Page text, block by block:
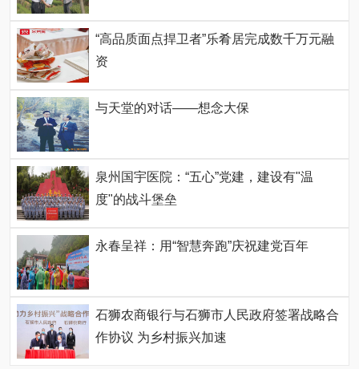
“高品质面点捍卫者”乐肴居完成数千万元融
资
与天堂的对话——想念大保
泉州国宇医院：“五心”党建，建设有"温
度"的战斗堡垒
永春呈祥：用“智慧奔跑”庆祝建党百年
石狮农商银行与石狮市人民政府签署战略合
作协议 为乡村振兴加速